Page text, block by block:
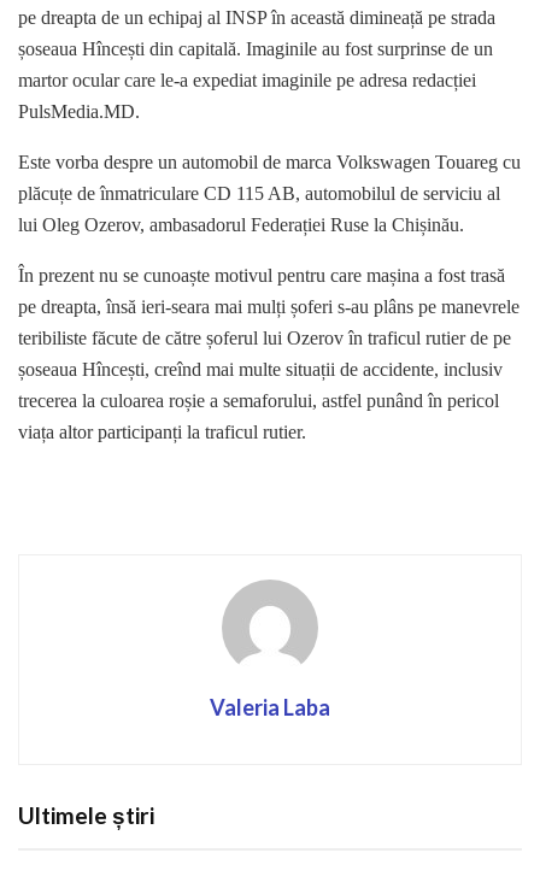
pe dreapta de un echipaj al INSP în această dimineață pe strada
șoseaua Hîncești din capitală. Imaginile au fost surprinse de un
martor ocular care le-a expediat imaginile pe adresa redacției
PulsMedia.MD.
Este vorba despre un automobil de marca Volkswagen Touareg cu
plăcuțe de înmatriculare CD 115 AB, automobilul de serviciu al
lui Oleg Ozerov, ambasadorul Federației Ruse la Chișinău.
În prezent nu se cunoaște motivul pentru care mașina a fost trasă
pe dreapta, însă ieri-seara mai mulți șoferi s-au plâns pe manevrele
teribiliste făcute de către șoferul lui Ozerov în traficul rutier de pe
șoseaua Hîncești, creînd mai multe situații de accidente, inclusiv
trecerea la culoarea roșie a semaforului, astfel punând în pericol
viața altor participanți la traficul rutier.
Valeria Laba
Ultimele știri